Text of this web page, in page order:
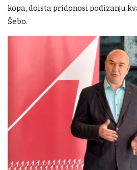
kopa, doista pridonosi podizanju
Šebo.